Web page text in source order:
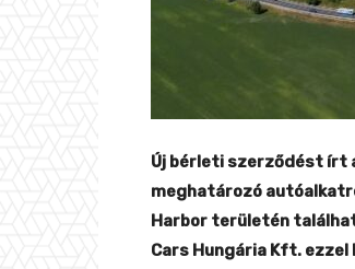
Új bérleti szerződést írt
meghatározó
Harbor területén
Cars Hungária Kft.